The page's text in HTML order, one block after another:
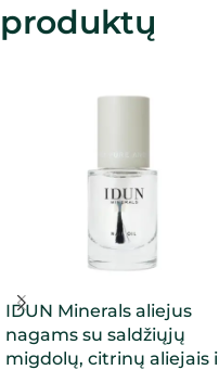
produktų
IDUN Minerals aliejus
nagams su saldžiųjų
migdolų, citrinų aliejais